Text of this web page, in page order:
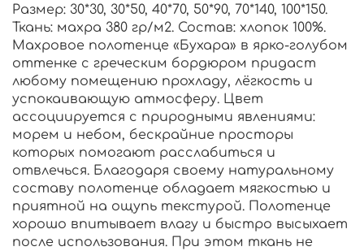
Размер: 30*30, 30*50, 40*70, 50*90, 70*140, 100*150.
Ткань: махра 380 гр/м2. Состав: хлопок 100%.
Махровое полотенце «Бухара» в ярко-голубом
оттенке с греческим бордюром придаст
любому помещению прохладу, лёгкость и
успокаивающую атмосферу. Цвет
ассоциируется с природными явлениями:
морем и небом, бескрайние просторы
которых помогают расслабиться и
отвлечься. Благодаря своему натуральному
составу полотенце обладает мягкостью и
приятной на ощупь текстурой. Полотенце
хорошо впитывает влагу и быстро высыхает
после использования. При этом ткань не